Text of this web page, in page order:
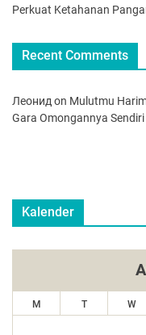
Perkuat Ketahanan
Recent Comments
Леонид on Mulutmu
Gara Omongannya Sendiri
Kalender
M T W